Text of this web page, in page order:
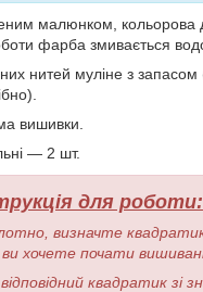
малюнком, кольорова
фарба змивається
нитей муліне з
вишивки.
— 2 шт.
для роботи:
визначте квадратик
ви хочете почати
квадратик зі